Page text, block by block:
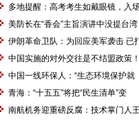
念走强
态
多地提醒：高考考生如戴眼镜，入
前须接受查验
美防长在“香会”主旨演讲中没提台湾
国台办回应
伊朗革命卫队：为回应美军袭击 已
击美以船只及美军基地
中国实施的对外交往是不结盟政策！
中国一线环保人：“生态环境保护就
是为民造福的实事”
青海：“十五五”将把“民生清单”变
成“幸福账单”
南航机务迎重磅反腐：技术掌门人王